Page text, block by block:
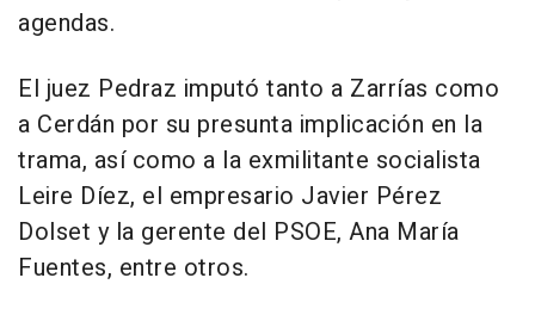
agendas.
El juez Pedraz imputó tanto a Zarrías como
a Cerdán por su presunta implicación en la
trama, así como a la exmilitante socialista
Leire Díez, el empresario Javier Pérez
Dolset y la gerente del PSOE, Ana María
Fuentes, entre otros.